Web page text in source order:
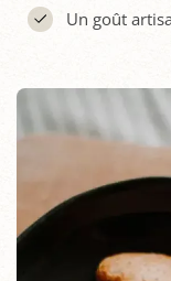
Un goût